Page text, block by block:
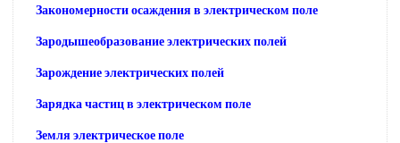
Закономерности осаждения в электрическом поле
Зародышеобразование электрических полей
Зарождение электрических полей
Зарядка частиц в электрическом поле
Земля электрическое поле